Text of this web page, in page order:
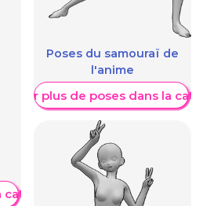
Poses du samouraï de
l'anime
plus de poses dans la